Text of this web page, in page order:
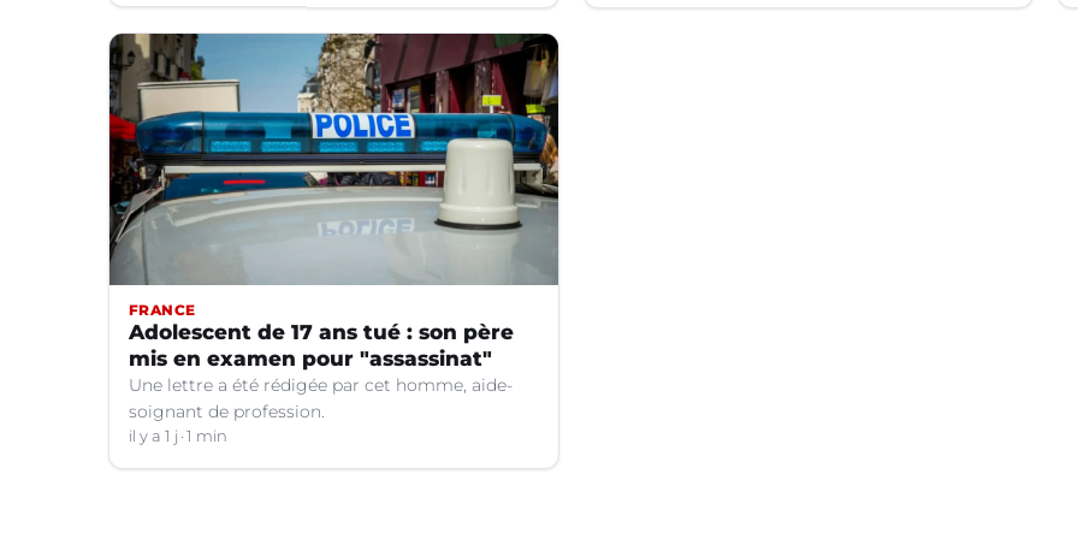
FRANCE
Adolescent de 17 ans tué : son père
mis en examen pour "assassinat"
Une lettre a été rédigée par cet homme, aide-
soignant de profession.
il y a 1 j 1 min